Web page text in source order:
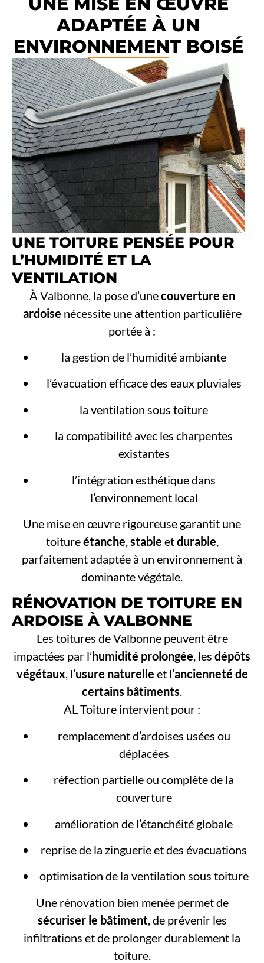
ADAPTÉE À UN
ENVIRONNEMENT BOISÉ
UNE TOITURE PENSÉE POUR
L’HUMIDITÉ ET LA
VENTILATION
À Valbonne, la pose d’unecouverture en
ardoise nécessite une attention particulière
portée à :
la gestion de l’humidité ambiante
l’évacuation efficace des eaux pluviales
la ventilation sous toiture
la compatibilité avec les charpentes
existantes
l’intégration esthétique dans
l’environnement local
Une mise en œuvre rigoureuse garantit une
toitureétanche,stable etdurable,
parfaitement adaptée à un environnement à
dominante végétale.
RÉNOVATION DE TOITURE EN
ARDOISE À VALBONNE
Les toitures de Valbonne peuvent être
impactées par l’humidité prolongée, les dépôts
végétaux, l’usure naturelle et l’ancienneté de
certains bâtiments.
AL Toiture intervient pour :
remplacement d’ardoises usées ou
déplacées
réfection partielle ou complète de la
couverture
amélioration de l’étanchéité globale
reprise de la zinguerie et des évacuations
optimisation de la ventilation sous toiture
Une rénovation bien menée permet de
sécuriser le bâtiment, de prévenir les
infiltrations et de prolonger durablement la
toiture.